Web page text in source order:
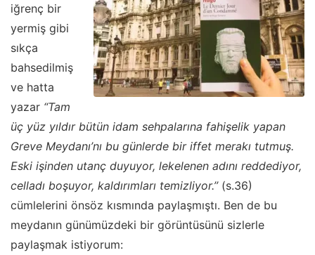
iğrenç bir
yermiş gibi
sıkça
bahsedilmiş
ve hatta
yazar “Tam
üç yüz yıldır bütün idam sehpalarına fahişelik yapan
Greve Meydanı’nı bu günlerde bir iffet merakı tutmuş.
Eski işinden utanç duyuyor, lekelenen adını reddediyor,
celladı boşuyor, kaldırımları temizliyor.’’(s.36)
cümlelerini önsöz kısmında paylaşmıştı. Ben de bu
meydanın günümüzdeki bir görüntüsünü sizlerle
paylaşmak istiyorum: